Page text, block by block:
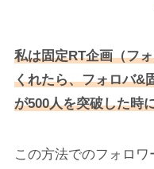
私は固定RT企画（フ
くれたら、フォロバ&
が500人を突破した時
この方法でのフォロ